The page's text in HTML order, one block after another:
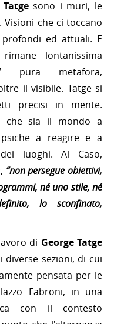
Tatgesono i muri, le
che ci toccano
ed attuali. E
lontanissima
pura metafora,
il visibile. Tatge si
precisi in mente.
che sia il mondo a
a reagire e a
dei luoghi.Al Caso,
“non persegue obiettivi,
né uno stile, né
lo sconfinato,
di George Tatge
diverse sezioni, di cui
pensata per le
Fabroni, in una
con il contesto